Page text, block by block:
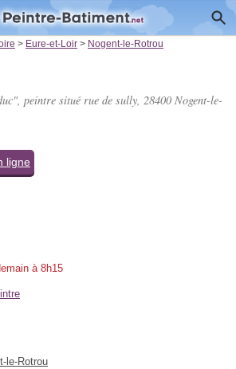
> Eure-et-Loir > Nogent-le-Rotrou
peintre situé rue de sully, 28400 Nogent-le-
ligne
à 8h15
le-Rotrou